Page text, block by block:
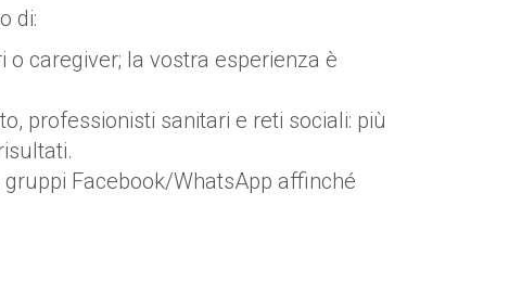
di:
o caregiver; la vostra esperienza è
professionisti sanitari e reti sociali: più
Facebook/WhatsApp affinché